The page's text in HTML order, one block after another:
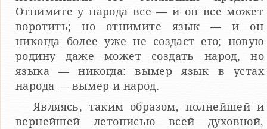
Отнимите у народа все — и он все может
воротить; но отнимите язык — и он
никогда более уже не создаст его; новую
родину даже может создать народ, но
языка — никогда: вымер язык в устах
народа — вымер и народ.
Являясь, таким образом, полнейшей и
вернейшей летописью всей духовной,